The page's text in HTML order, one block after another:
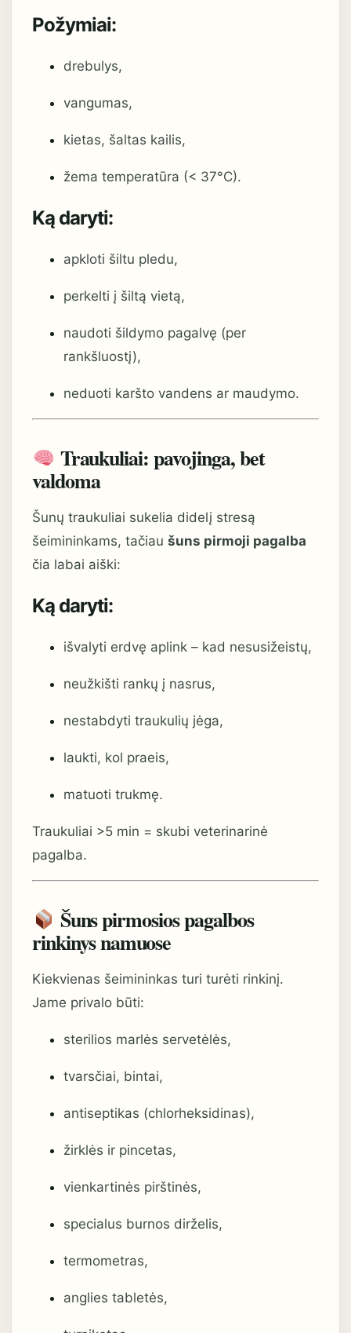
Požymiai:
drebulys,
vangumas,
kietas, šaltas kailis,
žema temperatūra (< 37°C).
Ką daryti:
apkloti šiltu pledu,
perkelti į šiltą vietą,
naudoti šildymo pagalvę (per
rankšluostį),
neduoti karšto vandens ar maudymo.
Traukuliai: pavojinga, bet
valdoma
Šunų traukuliai sukelia didelį stresą
šeimininkams, tačiau šuns pirmoji pagalba
čia labai aiški:
Ką daryti:
išvalyti erdvę aplink – kad nesusižeistų,
neužkišti rankų į nasrus,
nestabdyti traukulių jėga,
laukti, kol praeis,
matuoti trukmę.
Traukuliai >5 min = skubi veterinarinė
pagalba.
Šuns pirmosios pagalbos
rinkinys namuose
Kiekvienas šeimininkas turi turėti rinkinį.
Jame privalo būti:
sterilios marlės servetėlės,
tvarsčiai, bintai,
antiseptikas (chlorheksidinas),
žirklės ir pincetas,
vienkartinės pirštinės,
specialus burnos dirželis,
termometras,
anglies tabletės,